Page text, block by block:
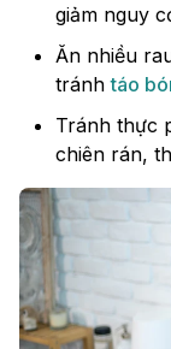
giảm nguy
Ăn nhiều
tránhtáo
Tránh thực
chiên rán,